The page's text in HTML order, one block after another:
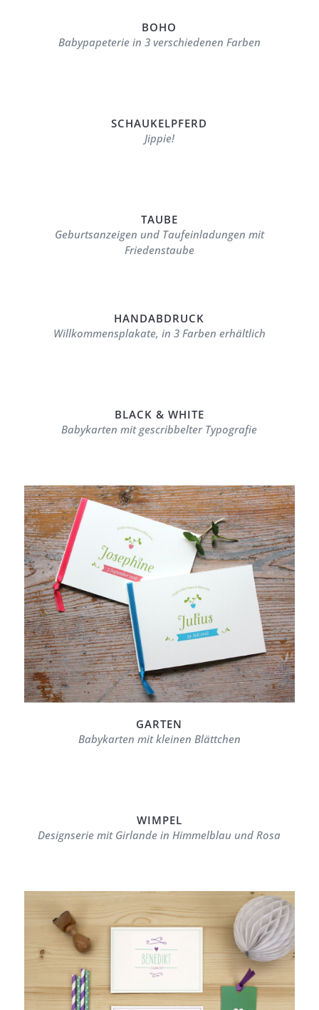
BOHO
Babypapeterie in 3 verschiedenen Farben
SCHAUKELPFERD
Jippie!
TAUBE
Geburtsanzeigen und Taufeinladungen mit
Friedenstaube
HANDABDRUCK
Willkommensplakate, in 3 Farben erhältlich
BLACK & WHITE
Babykarten mit gescribbelter Typografie
GARTEN
Babykarten mit kleinen Blättchen
WIMPEL
Designserie mit Girlande in Himmelblau und Rosa